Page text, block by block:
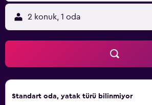
2 konuk, 1 oda
Standart oda, yatak türü bilinmiyor